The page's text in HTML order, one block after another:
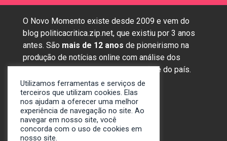
O Novo Momento existe desde 2009 e vem do
blog politicacritica.zip.net, que existiu por 3 anos
antes. São mais de 12 anos de pioneirismo na
produção de notícias online com análise dos
assuntos mais importantes da região e do país.
Sobre nós
Anunciar
Contato
Utilizamos ferramentas e serviços de
terceiros que utilizam cookies. Elas
nos ajudam a oferecer uma melhor
experiência de navegação no site. Ao
navegar em nosso site, você
concorda com o uso de cookies em
nosso site.